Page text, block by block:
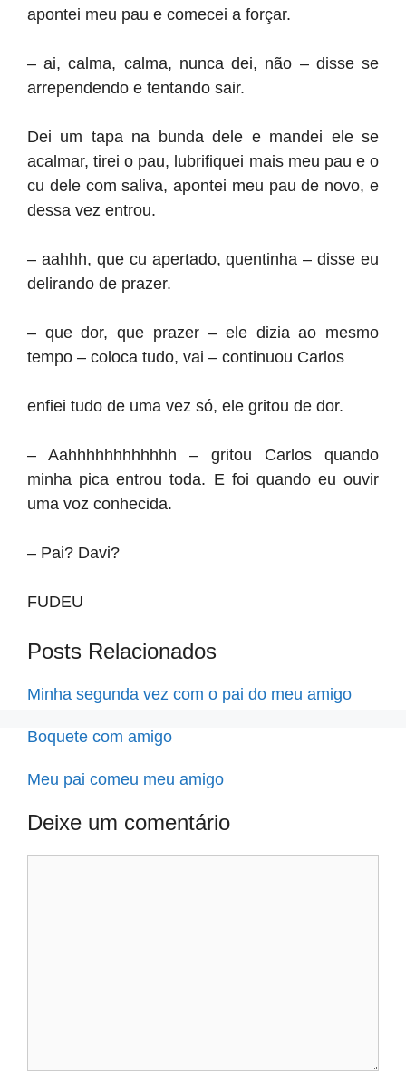
apontei meu pau e comecei a forçar.
– ai, calma, calma, nunca dei, não – disse se
arrependendo e tentando sair.
Dei um tapa na bunda dele e mandei ele se
acalmar, tirei o pau, lubrifiquei mais meu pau e o
cu dele com saliva, apontei meu pau de novo, e
dessa vez entrou.
– aahhh, que cu apertado, quentinha – disse eu
delirando de prazer.
– que dor, que prazer – ele dizia ao mesmo
tempo – coloca tudo, vai – continuou Carlos
enfiei tudo de uma vez só, ele gritou de dor.
– Aahhhhhhhhhhhh – gritou Carlos quando
minha pica entrou toda. E foi quando eu ouvir
uma voz conhecida.
– Pai? Davi?
FUDEU
Posts Relacionados
Minha segunda vez com o pai do meu amigo
Boquete com amigo
Meu pai comeu meu amigo
Deixe um comentário